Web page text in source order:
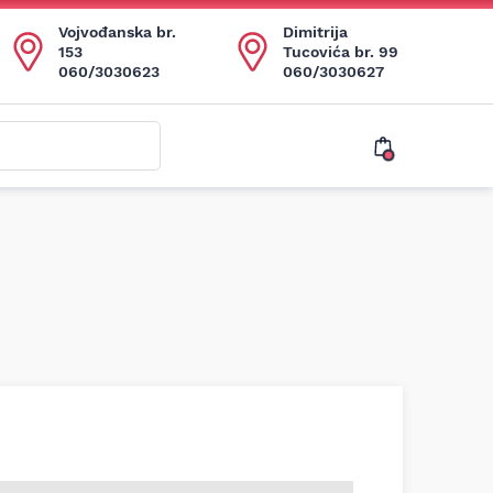
Vojvođanska br.
153
060/3030623
Dimitrija
Tucovića br. 99
060/3030627